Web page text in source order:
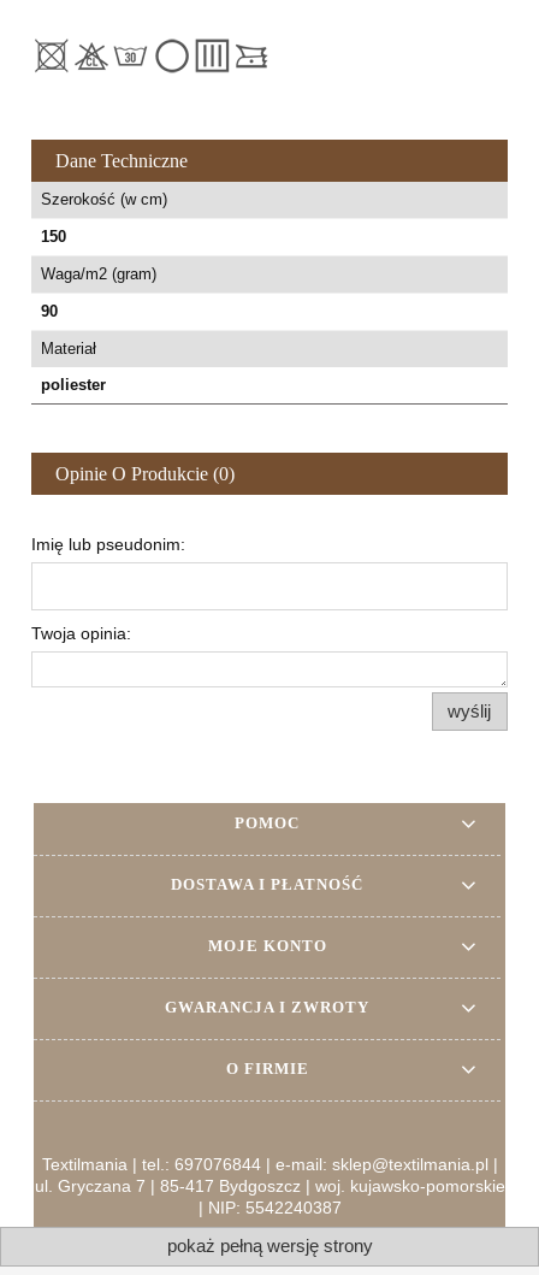
Dane Techniczne
Szerokość (w cm)
150
Waga/m2 (gram)
90
Materiał
poliester
Opinie O Produkcie (0)
Imię lub pseudonim:
Twoja opinia:
wyślij
POMOC
DOSTAWA I PŁATNOŚĆ
MOJE KONTO
GWARANCJA I ZWROTY
O FIRMIE
Textilmania | tel.: 697076844 | e-mail: sklep@textilmania.pl |
ul. Gryczana 7 | 85-417 Bydgoszcz | woj. kujawsko-pomorskie
| NIP: 5542240387
pokaż pełną wersję strony